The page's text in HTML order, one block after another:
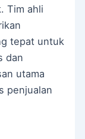
Tim ahli
tepat untuk
dan
utama
penjualan